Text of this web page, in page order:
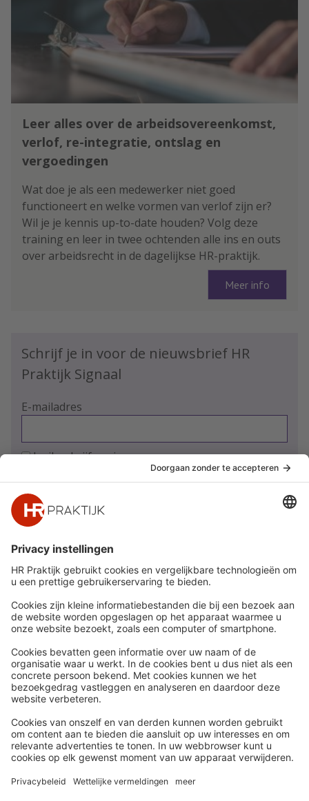
Leer alles over de arbeidsovereenkomst,
verlof, re-integratie, ontslag en
vergoedingen
Wat doe je als een medewerker niet goed
functioneert en welke vormen van verlof zijn er?
Wil je je kennis up-to-date houden? Volg deze
training en leer in twee ochtenden alle ins en outs
over arbeidsrecht in de dagelijkse HR-praktijk.
Meer info
Schrijf je in voor de nieuwsbrief HR
Praktijk Signaal
E-mailadres
Ja, ik schrijf me in
Snel naar
Nieuws
Whitepapers
Webinars
Word lid
Contact
Meer
HR Academy
HR Podcast
CHRO
HR Day
Volg Ons